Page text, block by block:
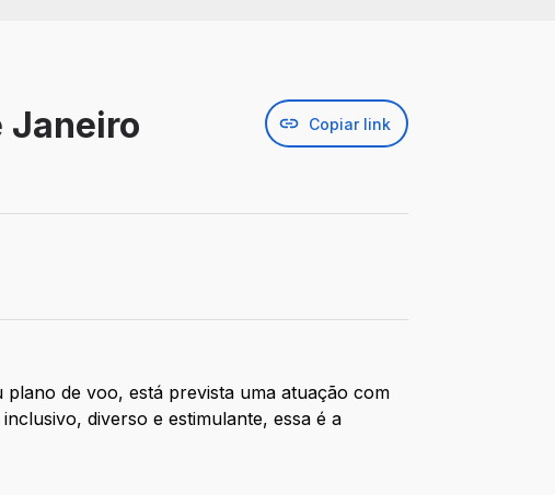
Janeiro Copiar link
plano de voo, está prevista uma atuação com
diverso e estimulante, essa é a